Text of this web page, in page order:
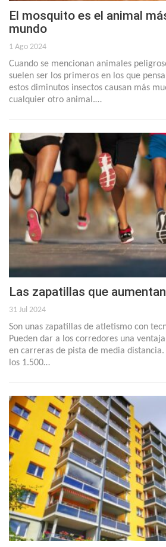
El mosquito es el animal
mundo
1 Ago 2024
Cuando se mencionan animales
suelen ser los primeros en los que
estos diminutos insectos causan más
cualquier otro animal.…
Las zapatillas que
31 Jul 2024
Son unas zapatillas de atletismo con
Pueden dar a los corredores una
en carreras de pista de media
los 1.500…